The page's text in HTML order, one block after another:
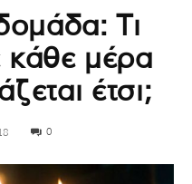
Τι
κάθε μέρα
έτσι;
0